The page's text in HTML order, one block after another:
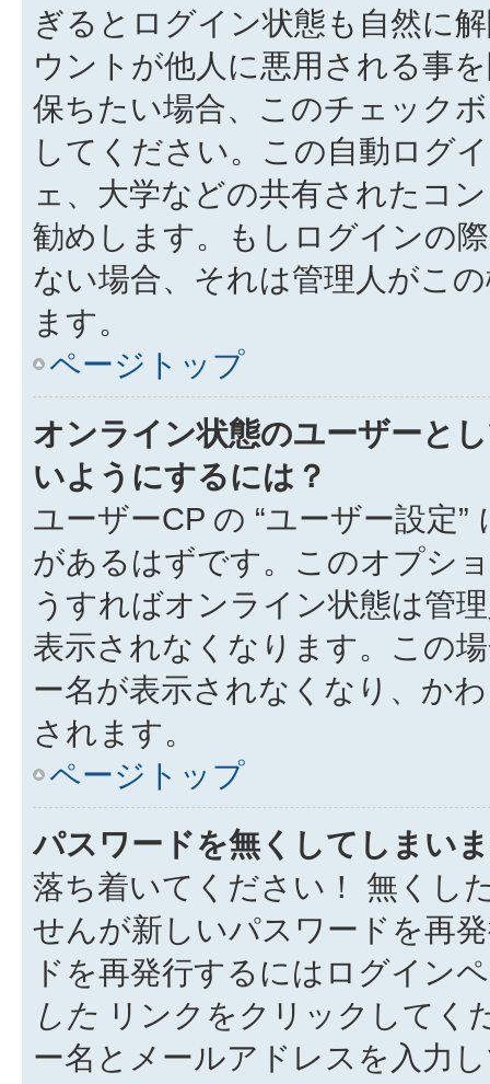
ぎるとログイン状態も自然に
ウントが他人に悪用される事
保ちたい場合、このチェック
してください。この自動ログ
ェ、大学などの共有されたコ
勧めします。もしログインの
ない場合、それは管理人がこ
ます。
ページトップ
オンライン状態のユーザーと
いようにするには？
ユーザーCP の “ユーザー設定
があるはずです。このオプシ
うすればオンライン状態は管
表示されなくなります。この
ー名が表示されなくなり、か
されます。
ページトップ
パスワードを無くしてしまい
落ち着いてください！ 無くし
せんが新しいパスワードを再
ドを再発行するにはログイン
した リンクをクリックしてく
ー名とメールアドレスを入力